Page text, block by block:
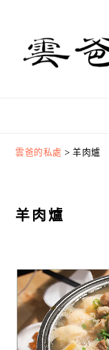
primary
navigation
content
primary
sidebar
雲爸的私處 >羊肉爐
羊肉爐